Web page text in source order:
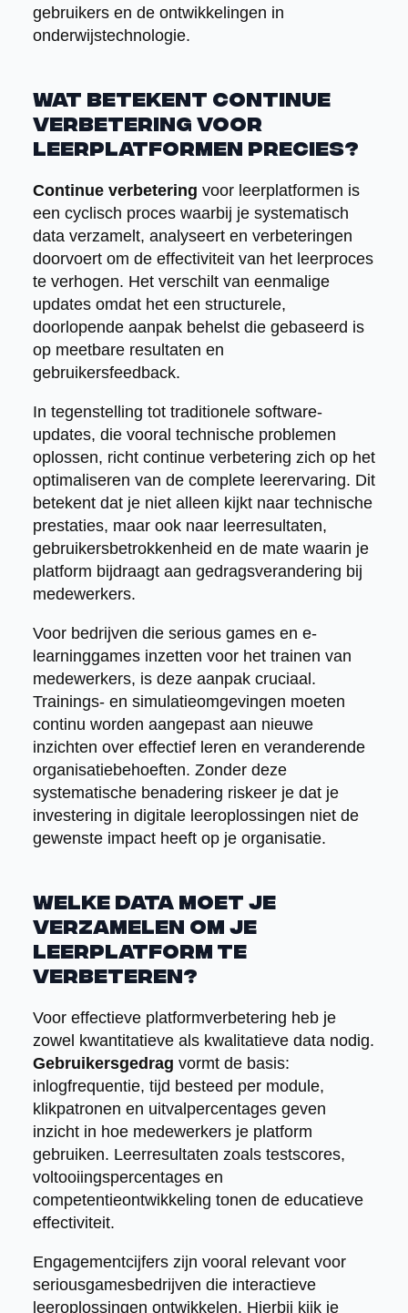
gebruikers en de ontwikkelingen in
onderwijstechnologie.
Wat betekent continue
verbetering voor
leerplatformen precies?
Continue verbetering voor leerplatformen is
een cyclisch proces waarbij je systematisch
data verzamelt, analyseert en verbeteringen
doorvoert om de effectiviteit van het leerproces
te verhogen. Het verschilt van eenmalige
updates omdat het een structurele,
doorlopende aanpak behelst die gebaseerd is
op meetbare resultaten en
gebruikersfeedback.
In tegenstelling tot traditionele software-
updates, die vooral technische problemen
oplossen, richt continue verbetering zich op het
optimaliseren van de complete leerervaring. Dit
betekent dat je niet alleen kijkt naar technische
prestaties, maar ook naar leerresultaten,
gebruikersbetrokkenheid en de mate waarin je
platform bijdraagt aan gedragsverandering bij
medewerkers.
Voor bedrijven die serious games en e-
learninggames inzetten voor het trainen van
medewerkers, is deze aanpak cruciaal.
Trainings- en simulatieomgevingen moeten
continu worden aangepast aan nieuwe
inzichten over effectief leren en veranderende
organisatiebehoeften. Zonder deze
systematische benadering riskeer je dat je
investering in digitale leeroplossingen niet de
gewenste impact heeft op je organisatie.
Welke data moet je
verzamelen om je
leerplatform te
verbeteren?
Voor effectieve platformverbetering heb je
zowel kwantitatieve als kwalitatieve data nodig.
Gebruikersgedrag vormt de basis:
inlogfrequentie, tijd besteed per module,
klikpatronen en uitvalpercentages geven
inzicht in hoe medewerkers je platform
gebruiken. Leerresultaten zoals testscores,
voltooiingspercentages en
competentieontwikkeling tonen de educatieve
effectiviteit.
Engagementcijfers zijn vooral relevant voor
seriousgamesbedrijven die interactieve
leeroplossingen ontwikkelen. Hierbij kijk je